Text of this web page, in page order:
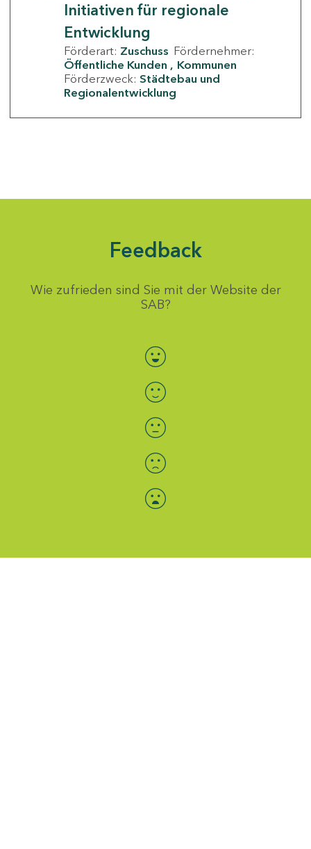
Initiativen für regionale
Entwicklung
Förderart: Zuschuss Fördernehmer:
Öffentliche Kunden
Kommunen
Förderzweck: Städtebau und
Regionalentwicklung
Feedback
Wie zufrieden sind Sie mit der Website der
SAB?
Bewertung auswählen